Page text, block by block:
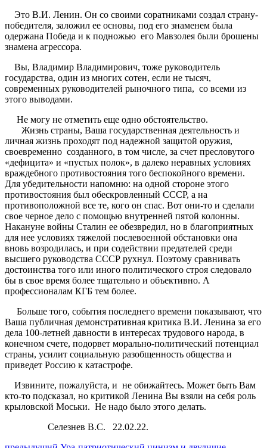
Это В.И. Ленин. Он со своими соратниками создал страну-
победителя, заложил ее основы, под его знаменем была
одержана Победа и к подножью его Мавзолея были брошены
знамена агрессора.
Вы, Владимир Владимирович, тоже руководитель
государства, один из многих сотен, если не тысяч,
современных руководителей рыночного типа, со всеми из
этого выводами.
Не могу не отметить еще одно обстоятельство.
Жизнь страны, Ваша государственная деятельность и
личная жизнь проходят под надежной защитой оружия,
своевременно созданного, в том числе, за счет пресловутого
«дефицита» и «пустых полок», в далеко неравных условиях
враждебного противостояния того беспокойного времени.
Для убедительности напомню: на одной стороне этого
противостояния был обескровленный СССР, а на
противоположной все те, кого он спас. Вот они-то и сделали
свое черное дело с помощью внутренней пятой колонны.
Накануне войны Сталин ее обезвредил, но в благоприятных
для нее условиях тяжелой послевоенной обстановки она
вновь возродилась, и при содействии предателей среди
высшего руководства СССР рухнул. Поэтому сравнивать
достоинства того или иного политического строя следовало
бы в свое время более тщательно и объективно. А
профессионалам КГБ тем более.
Больше того, события последнего времени показывают, что
Ваша публичная демонстративная критика В.И. Ленина за его
дела 100-летней давности в интересах трудового народа, в
конечном счете, подорвет морально-политический потенциал
страны, усилит социальную разобщенность общества и
приведет Россию к катастрофе.
Извините, пожалуйста, и не обижайтесь. Может быть Вам
кто-то подсказал, но критикой Ленина Вы взяли на себя роль
крыловской Моськи. Не надо было этого делать.
Селезнев В.С. 22.02.22.